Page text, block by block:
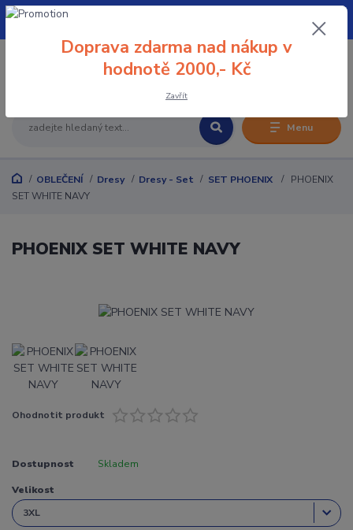
Menu
+420 608 032 114
OBLEČENÍ Dresy Dresy - Set SET PHOENIX
PHOENIX
SET WHITE NAVY
PHOENIX SET WHITE NAVY
Ohodnotit produkt
Dostupnost Skladem
Velikost
Doprava zdarma nad nákup v
hodnotě 2000,- Kč
Zavřít